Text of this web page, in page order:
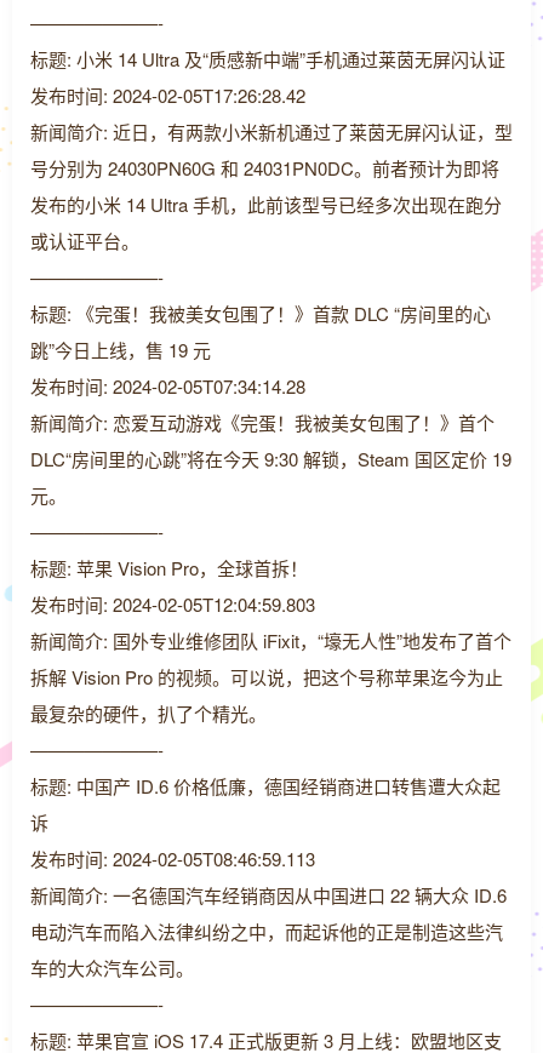
———————-
标题: 小米 14 Ultra 及“质感新中端”手机通过莱茵无屏闪认证
发布时间: 2024-02-05T17:26:28.42
新闻简介: 近日，有两款小米新机通过了莱茵无屏闪认证，型
号分别为 24030PN60G 和 24031PN0DC。前者预计为即将
发布的小米 14 Ultra 手机，此前该型号已经多次出现在跑分
或认证平台。
———————-
标题: 《完蛋！我被美女包围了！》首款 DLC “房间里的心
跳”今日上线，售 19 元
发布时间: 2024-02-05T07:34:14.28
新闻简介: 恋爱互动游戏《完蛋！我被美女包围了！》首个
DLC“房间里的心跳”将在今天 9:30 解锁，Steam 国区定价 19
元。
———————-
标题: 苹果 Vision Pro，全球首拆！
发布时间: 2024-02-05T12:04:59.803
新闻简介: 国外专业维修团队 iFixit，“壕无人性”地发布了首个
拆解 Vision Pro 的视频。可以说，把这个号称苹果迄今为止
最复杂的硬件，扒了个精光。
———————-
标题: 中国产 ID.6 价格低廉，德国经销商进口转售遭大众起
诉
发布时间: 2024-02-05T08:46:59.113
新闻简介: 一名德国汽车经销商因从中国进口 22 辆大众 ID.6
电动汽车而陷入法律纠纷之中，而起诉他的正是制造这些汽
车的大众汽车公司。
———————-
标题: 苹果官宣 iOS 17.4 正式版更新 3 月上线：欧盟地区支